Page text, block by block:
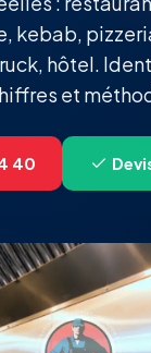
kebab,
hôtel.
et
40